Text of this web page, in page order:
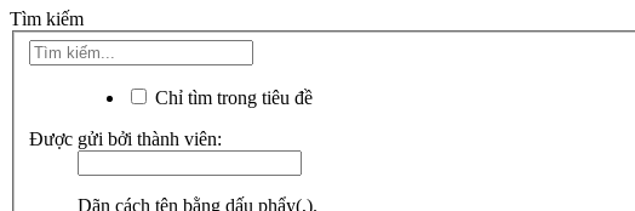
Tìm kiếm
Chỉ tìm trong tiêu đề
Được gửi bởi thành viên:
Dãn cách tên bằng dấu phẩy(,).